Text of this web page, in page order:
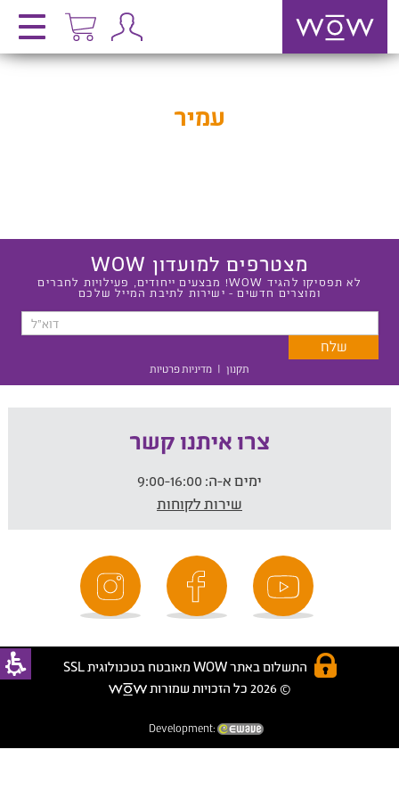
עמיר
מצטרפים למועדון WOW
לא תפסיקו להגיד WOW! מבצעים ייחודים, פעילויות לחברים
ומוצרים חדשים - ישירות לתיבת המייל שלכם
תקנון | מדיניות פרטיות
צרו איתנו קשר
ימים א-ה:
שירות לקוחות
התשלום באתר WOW מאובטח בטכנולוגית SSL
© 2026 כל הזכויות שמורות
Development: